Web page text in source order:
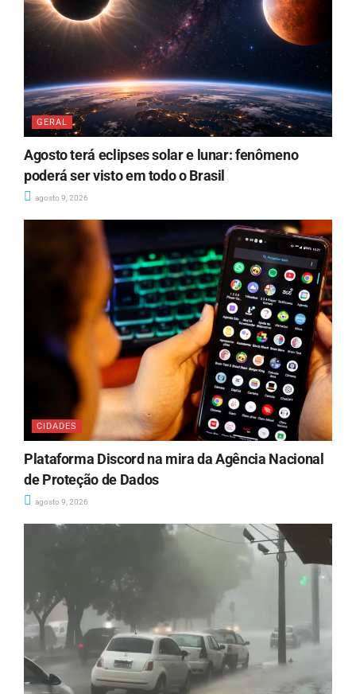
GERAL
Agosto terá eclipses solar e lunar: fenômeno
poderá ser visto em todo o Brasil
agosto 9, 2026
CIDADES
Plataforma Discord na mira da Agência Nacional
de Proteção de Dados
agosto 9, 2026